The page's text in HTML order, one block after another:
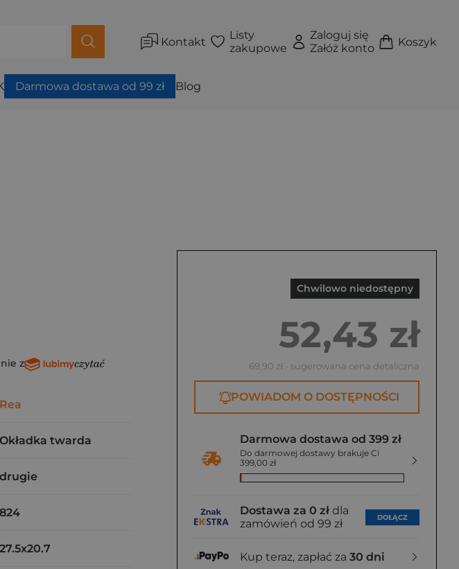
Kontakt
Listy
zakupowe
Zaloguj się
Załóż konto
Koszyk
Darmowa dostawa od 99 zł Blog
Chwilowo niedostępny
52,43 zł
69,90 zł - sugerowana cena detaliczna
POWIADOM O DOSTĘPNOŚCI
Darmowa dostawa od 399 zł
Do darmowej dostawy brakuje Ci
399,00 zł
Dostawa za 0 zł dla
zamówień od 99 zł
DOŁĄCZ
Kup teraz, zapłać za 30 dni
z
Rea
Okładka twarda
drugie
824
27.5x20.7